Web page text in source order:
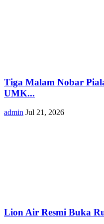
Tiga Malam Nobar
UMK...
admin Jul 21, 2026
Lion Air Resmi Buka